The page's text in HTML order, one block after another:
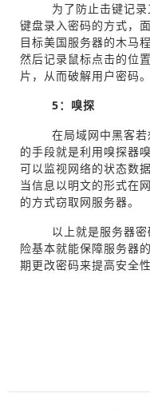
为了防止击键记
键盘录入密码的方式，
目标美国服务器的木马
然后记录鼠标点击的位
片，从而破解用户密码。
5：嗅探
在局域网中黑客
的手段就是利用嗅探器
可以监视网络的状态数
当信息以明文的形式在
的方式窃取网服务器。
以上就是服务器
险基本就能保障服务器
期更改密码来提高安全性